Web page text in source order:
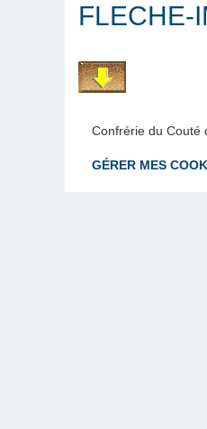
FLECHE-
Confrérie du Couté
GÉRER MES